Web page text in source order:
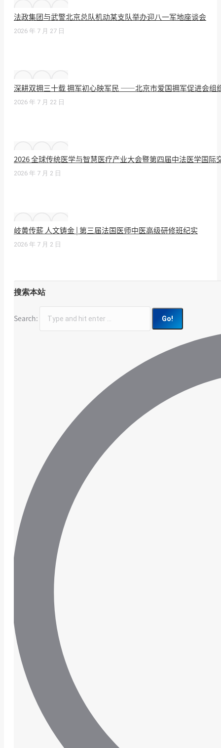
法政集团与武警北京总队机动某支队举办迎八一军地座谈会
2026 年 7 月 27 日
深耕双拥三十载 拥军初心映军民 ——北京市爱国拥军促进会组
2026 年 7 月 22 日
2026 全球传统医学与智慧医疗产业大会暨第四届中法医学国际
2026 年 7 月 2 日
岐黄传薪 人文铸金 | 第三届法国医师中医高级研修班纪实
2026 年 7 月 2 日
搜索本站
Search: